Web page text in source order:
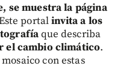
se muestra la página
portalinvita a los
que describa
el cambio climático.
con estas